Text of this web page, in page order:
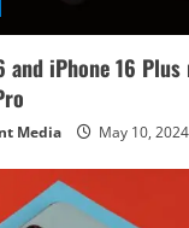
and iPhone 16
Media May 10, 2024